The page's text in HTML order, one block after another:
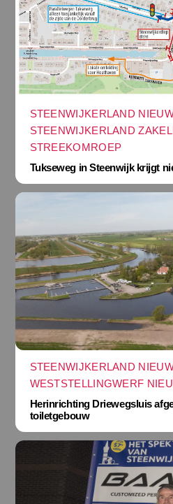
STEENWIJKERLAND
STEENWIJKERLAND
STREEKOMROEP
Tukseweg in Steenwijk krijgt
STEENWIJKERLAND
WESTSTELLINGWERF
Herinrichting Driewegsluis
toiletgebouw